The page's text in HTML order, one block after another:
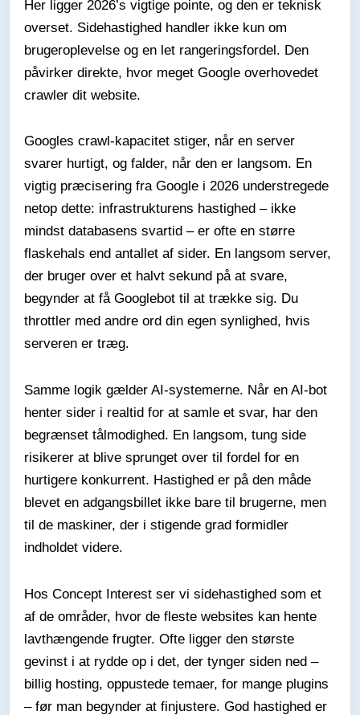
Her ligger 2026’s vigtige pointe, og den er teknisk
overset. Sidehastighed handler ikke kun om
brugeroplevelse og en let rangeringsfordel. Den
påvirker direkte, hvor meget Google overhovedet
crawler dit website.
Googles crawl-kapacitet stiger, når en server
svarer hurtigt, og falder, når den er langsom. En
vigtig præcisering fra Google i 2026 understregede
netop dette: infrastrukturens hastighed – ikke
mindst databasens svartid – er ofte en større
flaskehals end antallet af sider. En langsom server,
der bruger over et halvt sekund på at svare,
begynder at få Googlebot til at trække sig. Du
throttler med andre ord din egen synlighed, hvis
serveren er træg.
Samme logik gælder AI-systemerne. Når en AI-bot
henter sider i realtid for at samle et svar, har den
begrænset tålmodighed. En langsom, tung side
risikerer at blive sprunget over til fordel for en
hurtigere konkurrent. Hastighed er på den måde
blevet en adgangsbillet ikke bare til brugerne, men
til de maskiner, der i stigende grad formidler
indholdet videre.
Hos Concept Interest ser vi sidehastighed som et
af de områder, hvor de fleste websites kan hente
lavthængende frugter. Ofte ligger den største
gevinst i at rydde op i det, der tynger siden ned –
billig hosting, oppustede temaer, for mange plugins
– før man begynder at finjustere. God hastighed er